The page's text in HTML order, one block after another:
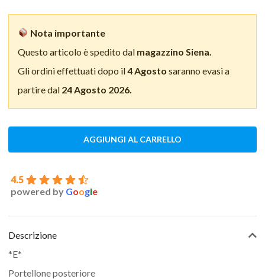
Nota importante
Questo articolo è spedito dal magazzino Siena.
Gli ordini effettuati dopo il4 Agosto saranno evasi a
partire dal 24 Agosto 2026.
AGGIUNGI AL CARRELLO
4.5
powered by Google
Descrizione
*E*
Portellone posteriore